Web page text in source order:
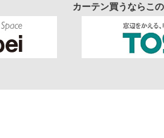
カーテン買うならこ